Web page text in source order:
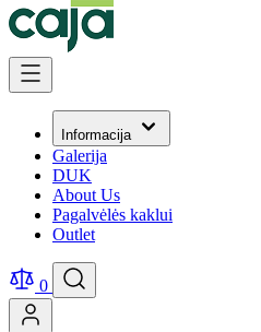
Informacija
Galerija
DUK
About Us
Pagalvėlės kaklui
Outlet
0